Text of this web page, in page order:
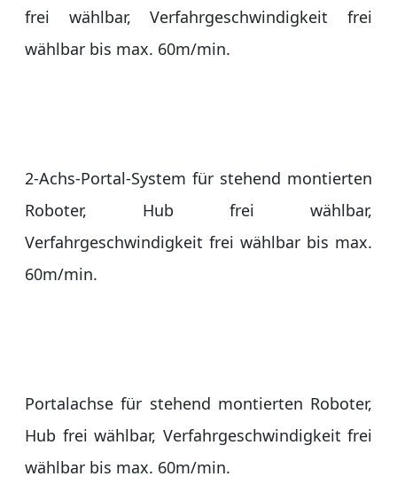
frei wählbar, Verfahrgeschwindigkeit frei
wählbar bis max. 60m/min.
2-Achs-Portal-System für stehend montierten
Roboter, Hub frei wählbar,
Verfahrgeschwindigkeit frei wählbar bis max.
60m/min.
Portalachse für stehend montierten Roboter,
Hub frei wählbar, Verfahrgeschwindigkeit frei
wählbar bis max. 60m/min.